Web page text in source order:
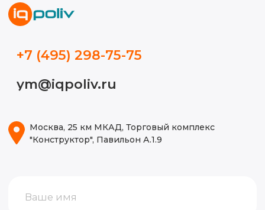
ОГРНИП 316774600130474
Видео
Блог